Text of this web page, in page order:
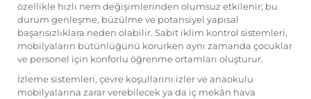
özellikle hızlı nem değişimlerinden olumsuz etkilenir; bu
durum genleşme, büzülme ve potansiyel yapısal
başarısızlıklara neden olabilir. Sabit iklim kontrol sistemleri,
mobilyaların bütünlüğünü korurken aynı zamanda çocuklar
ve personel için konforlu öğrenme ortamları oluşturur.
İzleme sistemleri, çevre koşullarını izler ve anaokulu
mobilyalarına zarar verebilecek ya da iç mekân hava